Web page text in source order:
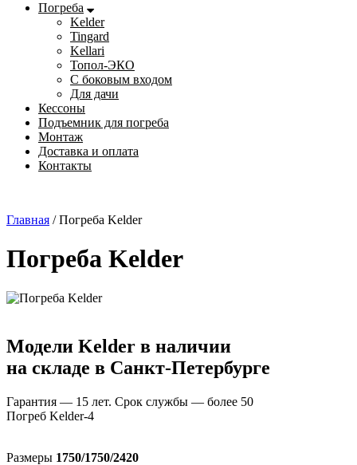
Погреба
Kelder
Tingard
Kellari
Топол-ЭКО
С боковым входом
Для дачи
Кессоны
Подъемник для погреба
Монтаж
Доставка и оплата
Контакты
Главная /Погреба Kelder
Погреба Kelder
Модели Kelder в наличии
на складе в Санкт-Петербурге
Гарантия — 15 лет. Срок службы — более 50
Погреб Kelder-4
Размеры 1750/1750/2420